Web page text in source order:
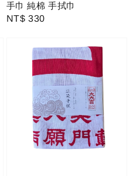
手巾 純棉 手拭巾
Regular
NT$ 330